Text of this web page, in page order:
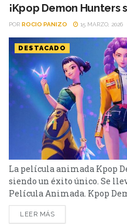
¡Kpop Demon
POR ROCIO PANIZO 15 MARZO, 2026
DESTACADO
La película animada Kpop
siendo un éxito único. Se
Película Animada. Kpop
como Mejor Película
Oscars 2026. Es una de las
LEER MÁS